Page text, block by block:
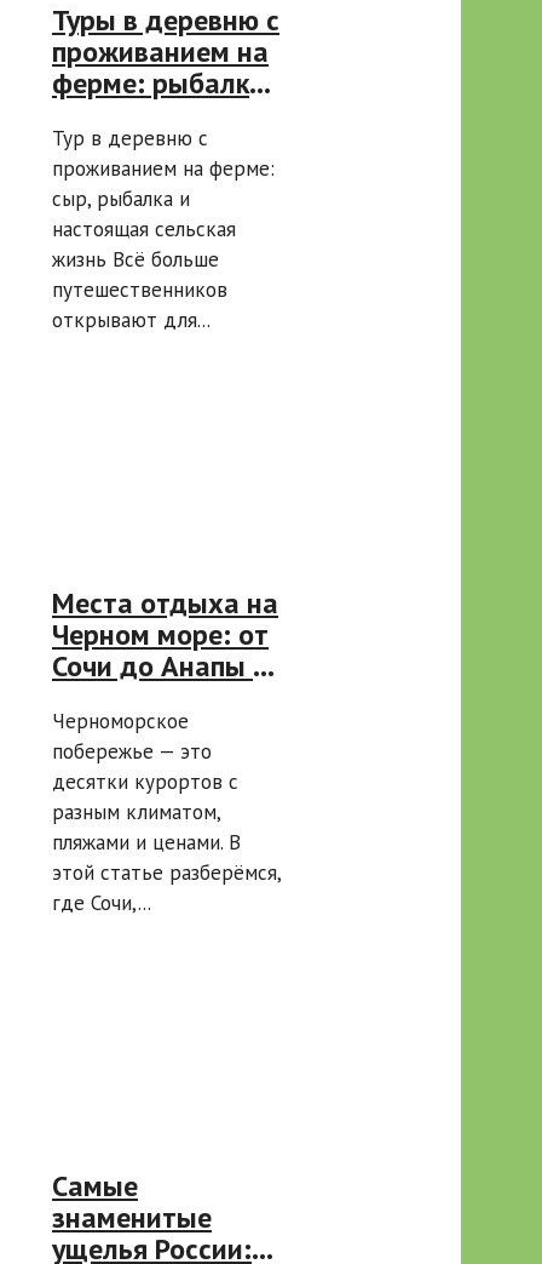
Туры в деревню с
проживанием на
ферме: рыбалка
сыра
Тур в деревню с
проживанием на ферме:
сыр, рыбалка и
настоящая сельская
жизнь Всё больше
путешественников
открывают для...
Места отдыха на
Черном море: от
Сочи до Анапы и
Черноморское
побережье — это
десятки курортов с
разным климатом,
пляжами и ценами. В
этой статье разберёмся,
где Сочи,...
Самые
знаменитые
ущелья России: